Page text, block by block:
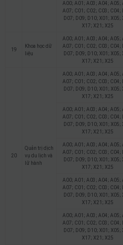
A00; A01; A03; A04; A05;
A07; C01; C02; C03; C04;
D07; D09; D10; X01; X05;
X17; X21; X25
19
Khoa học dữ
liệu
A00; A01; A03; A04; A05;
A07; C01; C02; C03; C04;
D07; D09; D10; X01; X05;
X17; X21; X25
20
Quản trị dịch
vụ du lịch và
lữ hành
A00; A01; A03; A04; A05;
A07; C01; C02; C03; C04;
D07; D09; D10; X01; X05;
X17; X21; X25
A00; A01; A03; A04; A05;
A07; C01; C02; C03; C04;
D07; D09; D10; X01; X05;
X17; X21; X25
A00; A01; A03; A04; A05;
A07; C01; C02; C03; C04;
D07; D09; D10; X01; X05;
X17; X21; X25
A00; A01; A03; A04; A05;
A07; C01; C02; C03; C04;
D07; D09; D10; X01; X05;
X17; X21; X25
A00; A01; A03; A04; A05;
A07; C01; C02; C03; C04;
D07; D09; D10; X01; X05;
X17; X21; X25